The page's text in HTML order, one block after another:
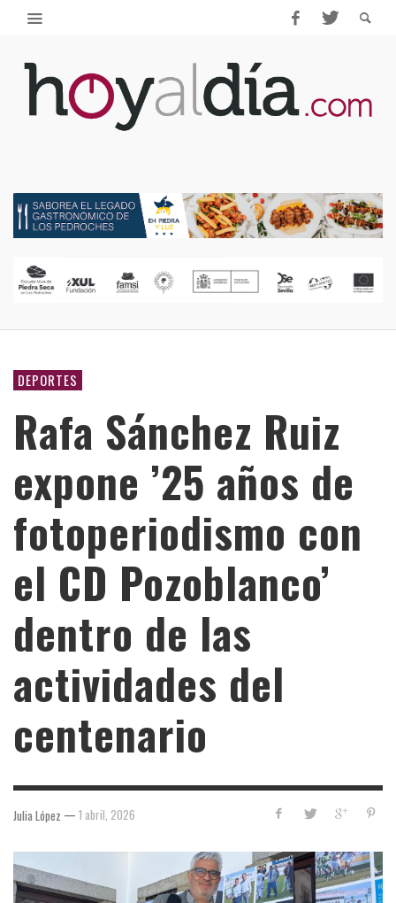
DEPORTES
Rafa Sánchez Ruiz
expone ’25 años de
fotoperiodismo con
el CD Pozoblanco’
dentro de las
actividades del
centenario
Julia López — 1 abril, 2026